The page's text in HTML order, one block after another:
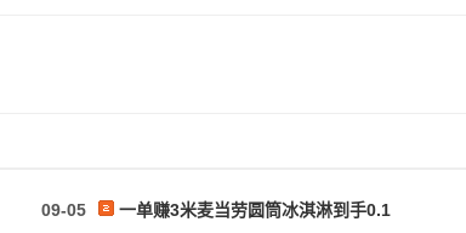
09-05 一单赚3米麦当劳圆筒冰淇淋到手0.1